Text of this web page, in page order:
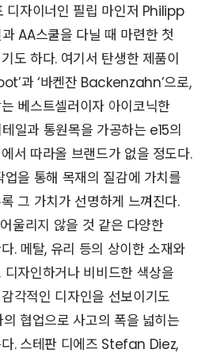
디자이너인 필립 마인저 Philipp
AA스쿨을 다닐 때 마련한 첫
도 하다. 여기서 탄생한 제품이
과 ‘바켄잔 Backenzahn’으로,
베스트셀러이자 아이코닉한
일과 통원목을 가공하는 e15의
서 따라올 브랜드가 없을 정도다.
을 통해 목재의 질감에 가치를
그 가치가 선명하게 느껴진다.
울리지 않을 것 같은 다양한
. 메탈, 유리 등의 상이한 소재와
자인하거나 비비드한 색상을
각적인 디자인을 선보이기도
협업으로 사고의 폭을 넓히는
. 스테판 디에즈 Stefan Diez,